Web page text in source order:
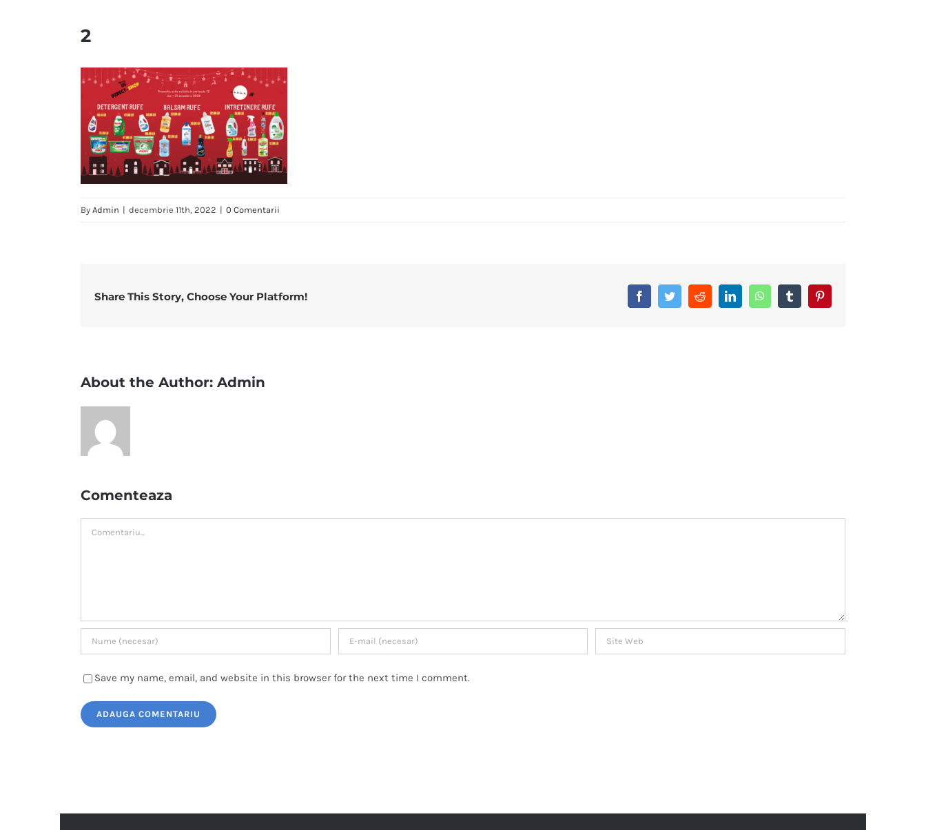
2
By Admin | decembrie 11th, 2022 | 0 Comentarii
Share This Story, Choose Your Platform! FacebookTwitterRedditLinkedInWhatsAppTumblr
About the Author: Admin
Comenteaza
Comment
Save my name, email, and website in this browser for the next time I comment.